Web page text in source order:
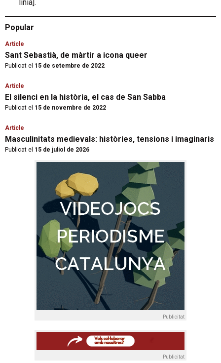
línia].
Popular
Article
Sant Sebastià, de màrtir a icona queer
Publicat el 15 de setembre de 2022
Article
El silenci en la història, el cas de San Sabba
Publicat el 15 de novembre de 2022
Article
Masculinitats medievals: històries, tensions i imaginaris
Publicat el 15 de juliol de 2026
Publicitat
Publicitat